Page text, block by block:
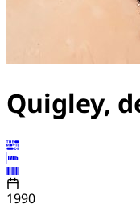
Quigley,
1990